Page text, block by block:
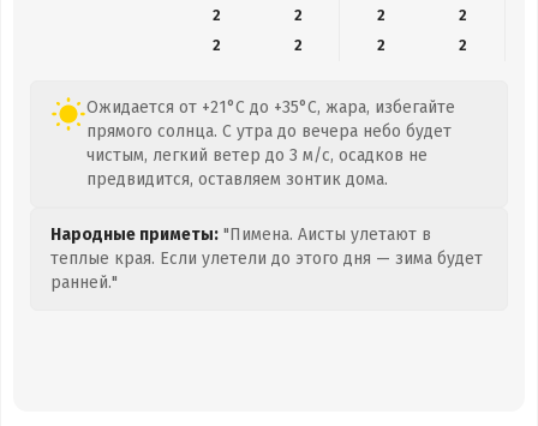
2
2 2
2
2
2 2 2
Ожидается от +21°C до +35°C, жара, избегайте
прямого солнца. С утра до вечера небо будет
чистым, легкий ветер до 3 м/с, осадков не
предвидится, оставляем зонтик дома.
Народные приметы: "Пимена. Аисты улетают в
теплые края. Если улетели до этого дня — зима будет
ранней."